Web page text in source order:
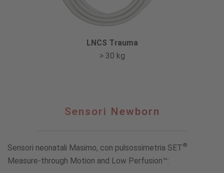
LNCS Trauma
> 30 kg
Sensori Newborn
Sensori neonatali Masimo, con pulsossimetria SET®
Measure-through Motion and Low Perfusion™: